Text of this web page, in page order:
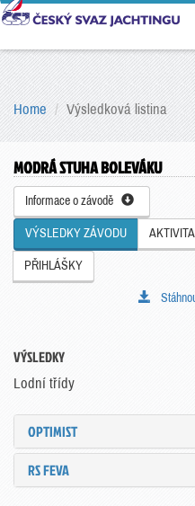
Home Výsledková listina
MODRÁ STUHA BOLEVÁKU
Informace o závodě
VÝSLEDKY ZÁVODU
PŘIHLÁŠKY
VÝSLEDKY
Lodní třídy
OPTIMIST
RS FEVA